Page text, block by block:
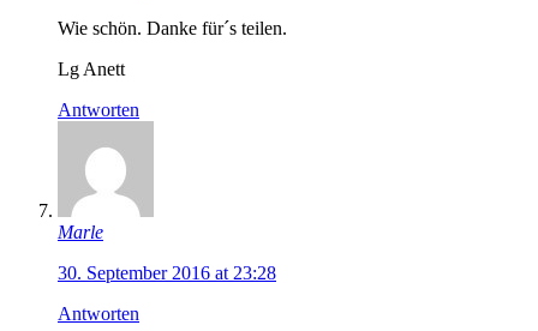
Wie schön. Danke für´s teilen.
Lg Anett
Antworten
Marle
30. September 2016 at 23:28
Antworten